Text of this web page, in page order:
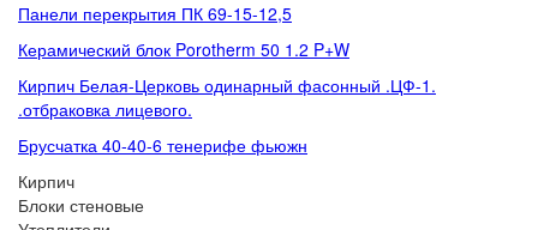
Панели перекрытия ПК 69-15-12,5
Керамический блок Porotherm 50 1.2 P+W
Кирпич Белая-Церковь одинарный фасонный .ЦФ-1.
.отбраковка лицевого.
Брусчатка 40-40-6 тенерифе фьюжн
Кирпич
Блоки стеновые